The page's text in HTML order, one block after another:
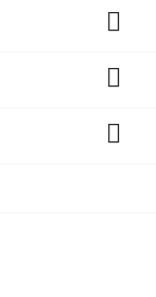


